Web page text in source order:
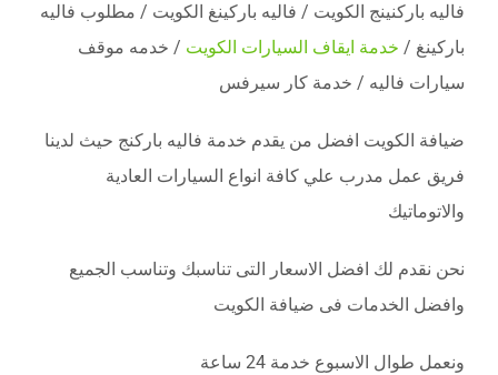
فاليه باركنينج الكويت / فاليه باركينغ الكويت / مطلوب فاليه
باركينغ / خدمة ايقاف السيارات الكويت / خدمه موقف
سيارات فاليه / خدمة كار سيرفس
ضيافة الكويت افضل من يقدم خدمة فاليه باركنج حيث لدينا
فريق عمل مدرب علي كافة انواع السيارات العادية
والاتوماتيك
نحن نقدم لك افضل الاسعار التى تناسبك وتناسب الجميع
وافضل الخدمات فى ضيافة الكويت
ونعمل طوال الاسبوع خدمة 24 ساعة